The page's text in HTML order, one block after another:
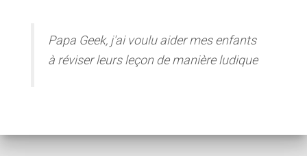
Papa Geek, j'ai voulu aider mes enfants
à réviser leurs leçon de manière ludique